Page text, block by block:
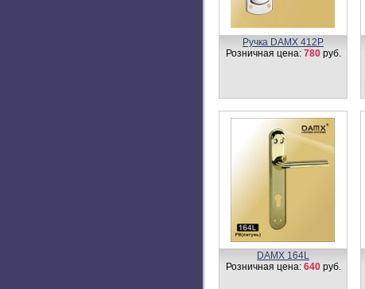
Ручка DAMX 412P
Розничная цена: 780руб.
DAMX 164L
Розничная цена: 640руб.